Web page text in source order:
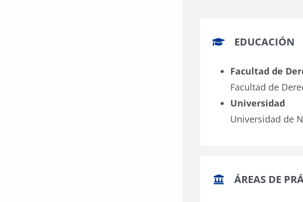
EDUCACIÓN
Facultad de
Facultad de
Universidad
Universidad de
ÁREAS DE